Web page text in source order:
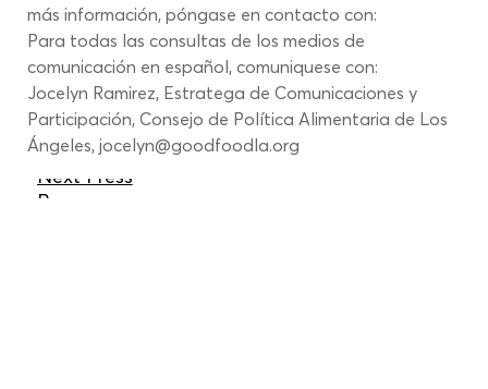
más información, póngase en contacto con:
Para todas las consultas de los medios de
comunicación en español, comuniquese con:
Jocelyn Ramirez, Estratega de Comunicaciones y
Participación, Consejo de Política Alimentaria de Los
Ángeles, jocelyn@goodfoodla.org
Next Press
Page